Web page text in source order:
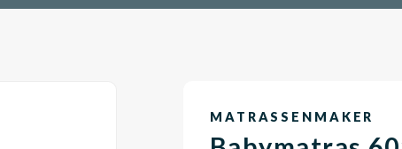
MATRASSENMAKER